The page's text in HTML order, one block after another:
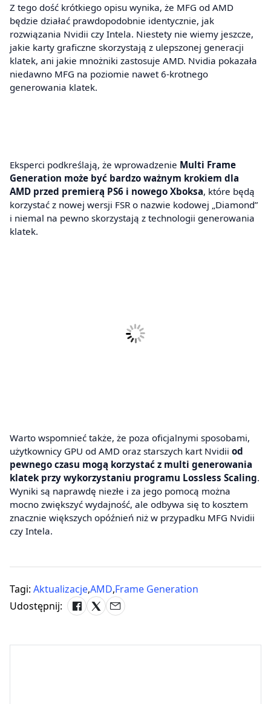
Z tego dość krótkiego opisu wynika, że MFG od AMD
będzie działać prawdopodobnie identycznie, jak
rozwiązania Nvidii czy Intela. Niestety nie wiemy jeszcze,
jakie karty graficzne skorzystają z ulepszonej generacji
klatek, ani jakie mnożniki zastosuje AMD. Nvidia pokazała
niedawno MFG na poziomie nawet 6-krotnego
generowania klatek.
Eksperci podkreślają, że wprowadzenie Multi Frame
Generation może być bardzo ważnym krokiem dla
AMD przed premierą PS6 i nowego Xboksa, które będą
korzystać z nowej wersji FSR o nazwie kodowej „Diamond”
i niemal na pewno skorzystają z technologii generowania
klatek.
Warto wspomnieć także, że poza oficjalnymi sposobami,
użytkownicy GPU od AMD oraz starszych kart Nvidii od
pewnego czasu mogą korzystać z multi generowania
klatek przy wykorzystaniu programu Lossless Scaling.
Wyniki są naprawdę niezłe i za jego pomocą można
mocno zwiększyć wydajność, ale odbywa się to kosztem
znacznie większych opóźnień niż w przypadku MFG Nvidii
czy Intela.
Tagi: Aktualizacje,AMD,Frame Generation
Udostępnij: